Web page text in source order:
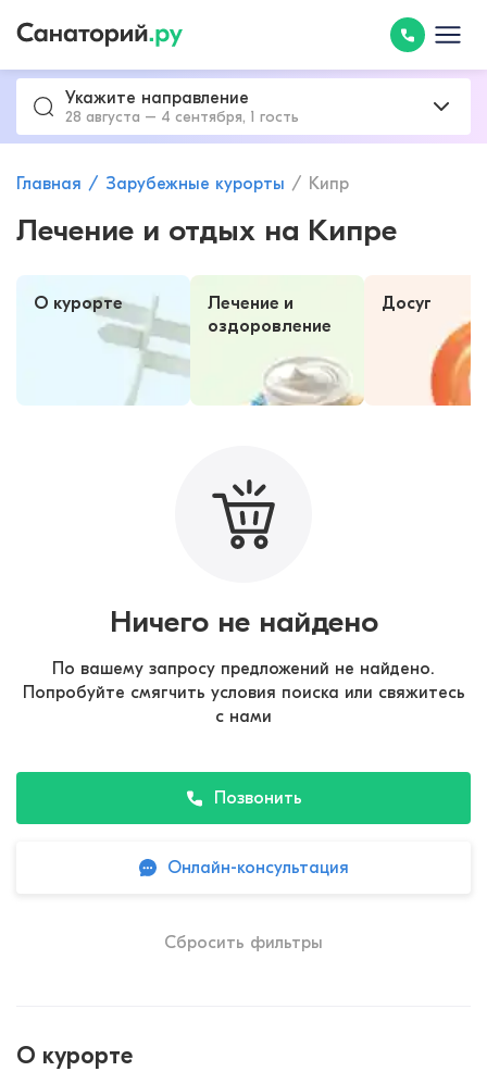
Укажите направление
28 августа – 4 сентября, 1 гость
Главная Зарубежные курорты Кипр
Лечение и отдых на Кипре
О курорте
Лечение и
оздоровление
Досуг
Ничего не найдено
По вашему запросу предложений не найдено.
Попробуйте смягчить условия поиска или свяжитесь
с нами
Позвонить
Онлайн-консультация
Сбросить фильтры
О курорте